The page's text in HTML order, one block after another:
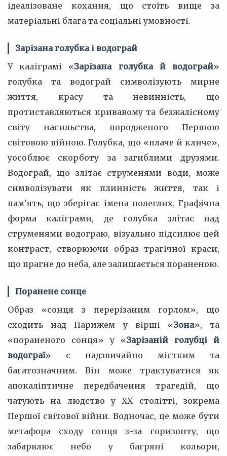
ідеалізоване кохання, що стоїть вище за
матеріальні блага та соціальні умовності.
Зарізана голубка і водограй
У каліграмі «Зарізана голубка й водограй»
голубка та водограй символізують мирне
життя, красу та невинність, що
протиставляються кривавому та безжалісному
світу насильства, породженого Першою
світовою війною. Голубка, що «плаче й кличе»,
уособлює скорботу за загиблими друзями.
Водограй, що злітає струменями води, може
символізувати як плинність життя, так і
пам'ять, що зберігає імена полеглих. Графічна
форма каліграми, де голубка злітає над
струменями водограю, візуально підсилює цей
контраст, створюючи образ трагічної краси,
що прагне до неба, але залишається пораненою.
Поранене сонце
Образ «сонця з перерізаним горлом», що
сходить над Парижем у вірші «Зона», та
«пораненого сонця» у «Зарізаній голубці й
водограї» є надзвичайно містким та
багатозначним. Він може трактуватися як
апокаліптичне передбачення трагедій, що
чатують на людство у ХХ столітті, зокрема
Першої світової війни. Водночас, це може бути
метафора сходу сонця з-за горизонту, що
забарвлює небо у багряні кольори,